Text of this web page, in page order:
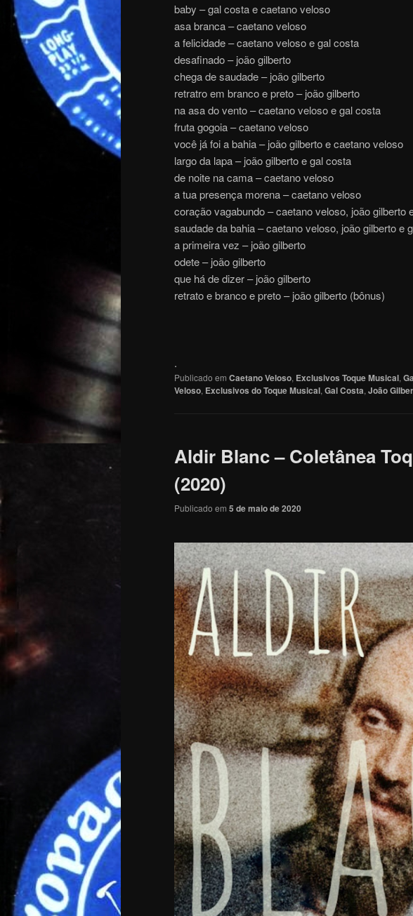
baby – gal costa e caetano veloso
asa branca – caetano veloso
a felicidade – caetano veloso e gal costa
desafinado – joão gilberto
chega de saudade – joão gilberto
retratro em branco e preto – joão gilberto
na asa do vento – caetano veloso e gal costa
fruta gogoia – caetano veloso
você já foi a bahia – joão gilberto e caetano veloso
largo da lapa – joão gilberto e gal costa
de noite na cama – caetano veloso
a tua presença morena – caetano veloso
coração vagabundo – caetano veloso, joão gilberto
saudade da bahia – caetano veloso, joão gilberto e
a primeira vez – joão gilberto
odete – joão gilberto
que há de dizer – joão gilberto
retrato e branco e preto – joão gilberto (bônus)
.
Publicado em Caetano Veloso, Exclusivos Toque Musical,
Veloso, Exclusivos do Toque Musical, Gal Costa, João
Aldir Blanc – Coletânea
(2020)
Publicado em 5 de maio de 2020